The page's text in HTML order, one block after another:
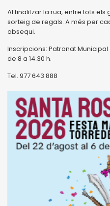
Al finalitzar la rua, entre tots
sorteig de regals. A més per
obsequi.
Inscripcions: Patronat
de 8 a 14.30 h.
Tel. 977 643 888